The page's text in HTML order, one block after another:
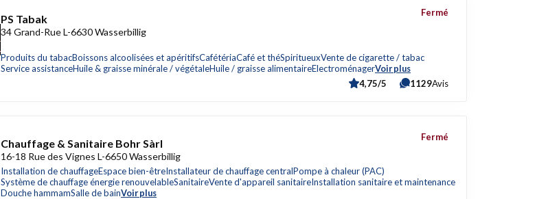
PS Tabak
34 Grand-Rue L-6630 Wasserbillig
Produits du tabacBoissons alcoolisées et apéritifsCafétériaCafé et théSpiritueuxVente de cigarette / tabac
Service assistanceHuile & graisse minérale / végétaleHuile / graisse alimentaireElectroménagerVoir plus
Fermé
4,75/5 1129Avis
Chauffage & Sanitaire Bohr Sàrl
16-18 Rue des Vignes L-6650 Wasserbillig
Installation de chauffageEspace bien-êtreInstallateur de chauffage centralPompe à chaleur (PAC)
Système de chauffage énergie renouvelableSanitaireVente d'appareil sanitaireInstallation sanitaire et maintenance
Douche hammamSalle de bainVoir plus
Fermé